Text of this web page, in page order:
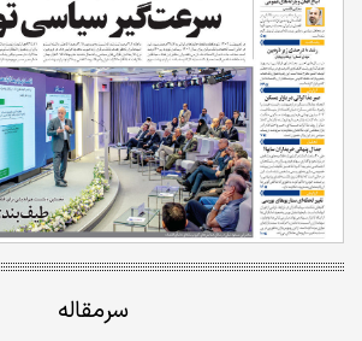
سرمقاله